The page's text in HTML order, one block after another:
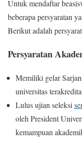
Untuk mendaftar
beberapa persyaratan
Berikut adalah
Persyaratan
Memiliki gelar
universitas
Lulus ujian seleksi
oleh President
kemampuan